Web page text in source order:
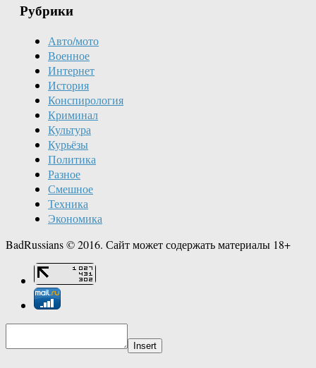
Рубрики
Авто/мото
Военное
Интернет
История
Конспирология
Криминал
Культура
Курьёзы
Политика
Разное
Смешное
Техника
Экономика
BadRussians © 2016. Сайт может содержать материалы 18+
Insert